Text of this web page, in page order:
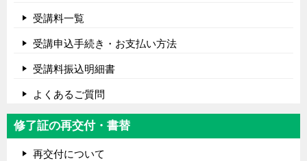
受講料一覧
受講申込手続き・お支払い方法
受講料振込明細書
よくあるご質問
修了証の再交付・書替
再交付について